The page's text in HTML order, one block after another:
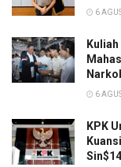
6
6
KPK